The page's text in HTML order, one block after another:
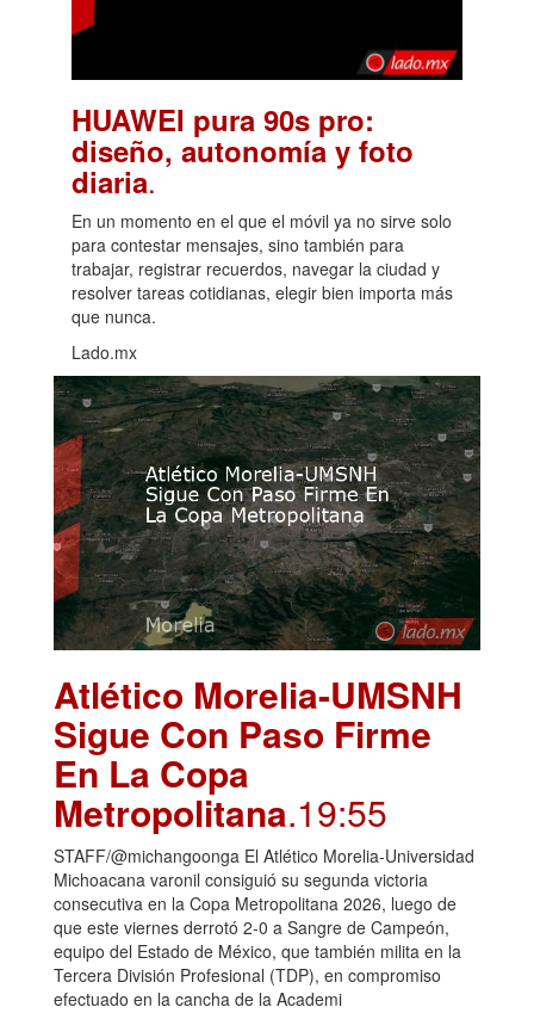
HUAWEI pura 90s pro:
diseño, autonomía y foto
diaria.
En un momento en el que el móvil ya no sirve solo
para contestar mensajes, sino también para
trabajar, registrar recuerdos, navegar la ciudad y
resolver tareas cotidianas, elegir bien importa más
que nunca.
Lado.mx
Atlético Morelia-UMSNH
Sigue Con Paso Firme
En La Copa
Metropolitana.19:55
STAFF/@michangoonga El Atlético Morelia-Universidad
Michoacana varonil consiguió su segunda victoria
consecutiva en la Copa Metropolitana 2026, luego de
que este viernes derrotó 2-0 a Sangre de Campeón,
equipo del Estado de México, que también milita en la
Tercera División Profesional (TDP), en compromiso
efectuado en la cancha de la Academi